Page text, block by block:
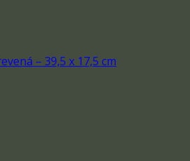
– 39,5 x 17,5 cm